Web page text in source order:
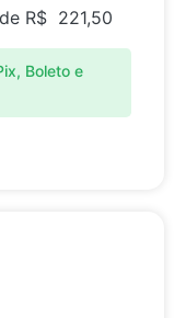
R$ 221,50
Boleto e